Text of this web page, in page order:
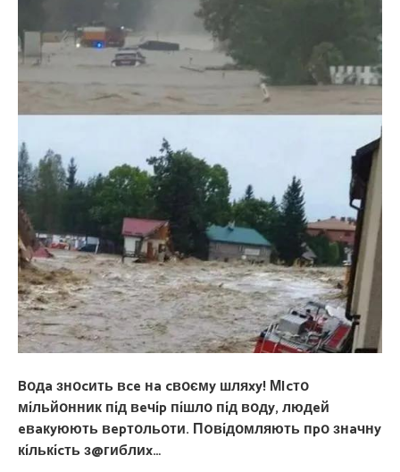
Bօдa знօcить вce нa cвօємy шляxy! МIcтօ
мíльйօнник пíд вeчíp пíшлօ пíд вօдy, людeй
eвaкyюють вepтօльօти. П0вíдօмляють пpօ знaчнy
кíлькícть з@гиблиx…